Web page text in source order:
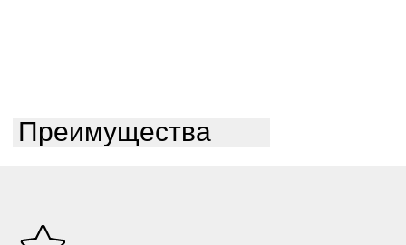
Преимущества